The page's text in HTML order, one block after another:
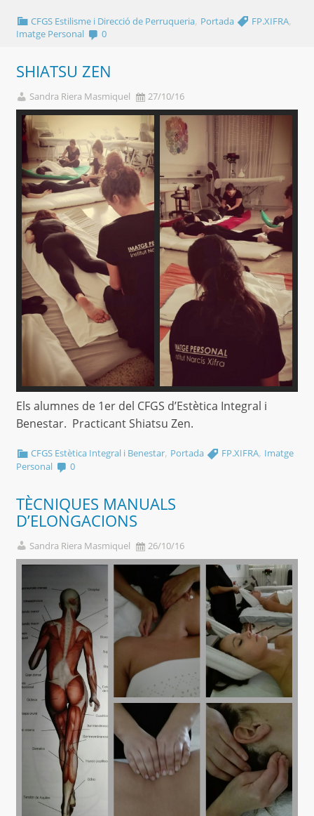
CFGS Estilisme i Direcció de Perruqueria, Portada FP.XIFRA,
Imatge Personal 0
SHIATSU ZEN
Sandra Riera Masmiquel 27/10/16
Els alumnes de 1er del CFGS d’Estètica Integral i
Benestar. Practicant Shiatsu Zen.
CFGS Estètica Integral i Benestar, Portada FP.XIFRA, Imatge
Personal
0
TÈCNIQUES MANUALS
D’ELONGACIONS
Sandra Riera Masmiquel 26/10/16